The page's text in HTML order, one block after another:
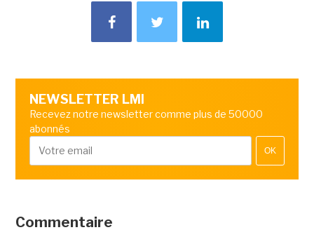
NEWSLETTER LMI
Recevez notre newsletter comme plus de 50000
abonnés
OK
Commentaire